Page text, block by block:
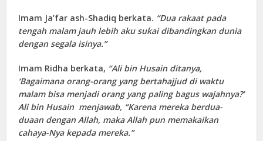
Imam Ja’far ash-Shadiq berkata. “Dua rakaat pada
tengah malam jauh lebih aku sukai dibandingkan dunia
dengan segala isinya.”
Imam Ridha berkata, “Ali bin Husain ditanya,
‘Bagaimana orang-orang yang bertahajjud di waktu
malam bisa menjadi orang yang paling bagus wajahnya?’
Ali bin Husain menjawab, “Karena mereka berdua-
duaan dengan Allah, maka Allah pun memakaikan
cahaya-Nya kepada mereka.”